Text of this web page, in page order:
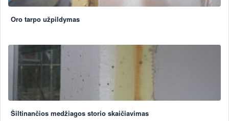
Oro tarpo užpildymas
Šiltinančios medžiagos storio skaičiavimas